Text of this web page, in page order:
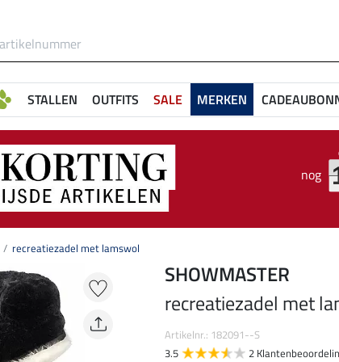
STALLEN OUTFITS SALE MERKEN
nog
recreatiezadel met lamswol
SHOWMASTER
recreatiezadel met
Artikelnr.: 182091--S
3.5
2